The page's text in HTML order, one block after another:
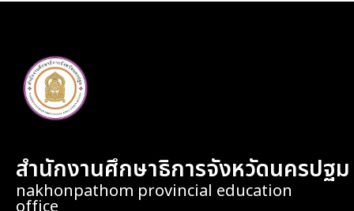
สำนักงานศึกษาธิการจังหวัดนครปฐม
nakhonpathom provincial education
office